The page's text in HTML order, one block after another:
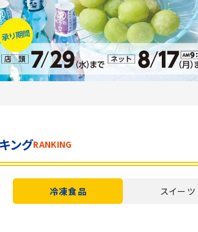
ングRANKING
冷凍食品 スイーツ